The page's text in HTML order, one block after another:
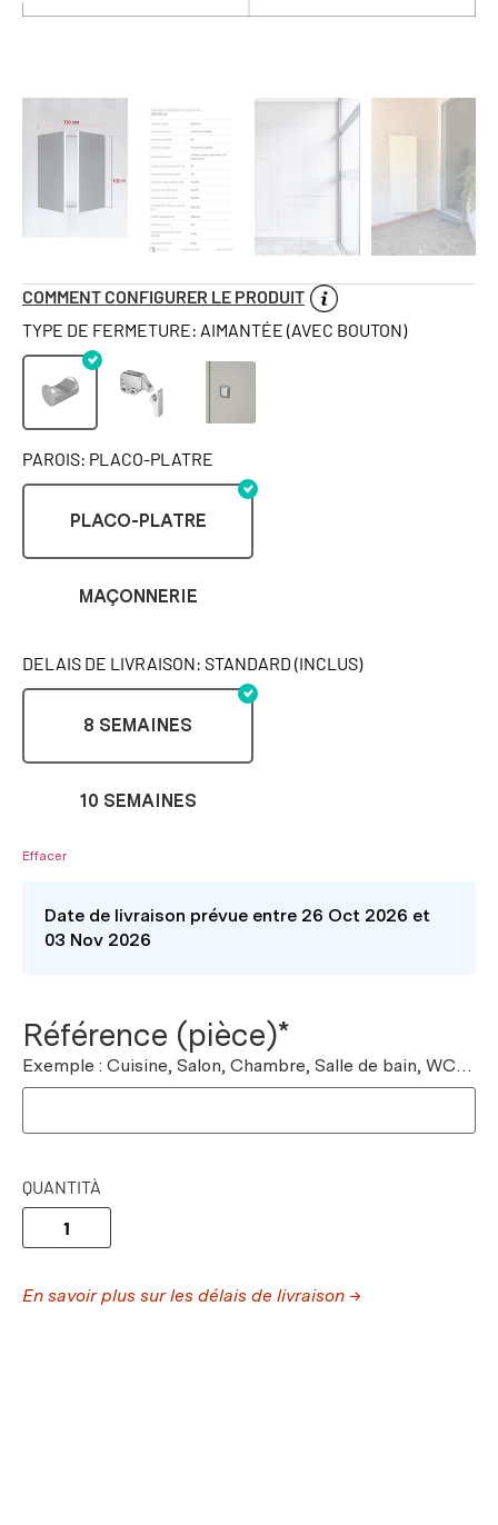
COMMENT CONFIGURER LE PRODUIT
TYPE DE FERMETURE: AIMANTÉE (AVEC BOUTON)
PAROIS: PLACO-PLATRE
PLACO-PLATRE
MAÇONNERIE
DELAIS DE LIVRAISON: STANDARD (INCLUS)
8 SEMAINES
10 SEMAINES
Effacer
Date de livraison prévue entre 26 Oct 2026 et
03 Nov 2026
Référence (pièce)*
Exemple : Cuisine, Salon, Chambre, Salle de bain, WC…
QUANTITÀ
En savoir plus sur les délais de livraison →